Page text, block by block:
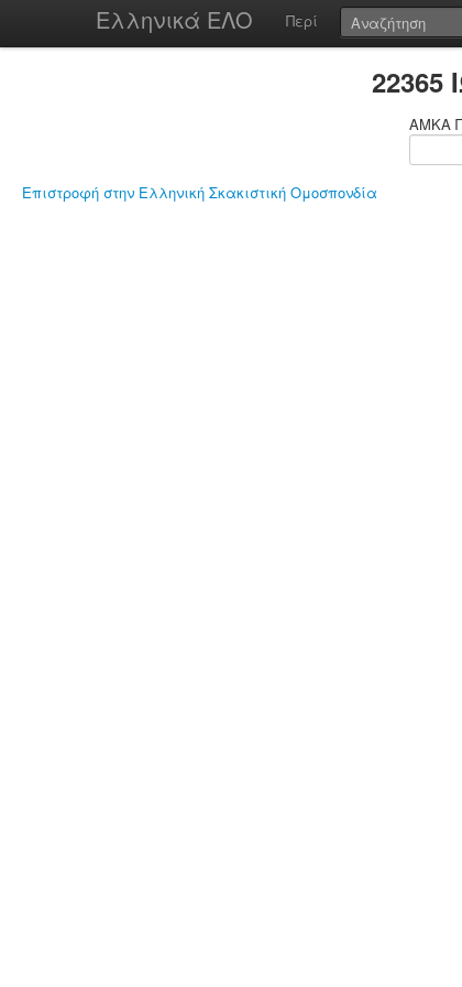
Ελληνικά ΕΛΟ Περί
ΑΜΚΑ
Επιστροφή στην Ελληνική Σκακιστική Ομοσπονδία